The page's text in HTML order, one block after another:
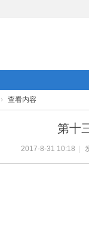
› 查看内容
第十
2017-8-31 10:18